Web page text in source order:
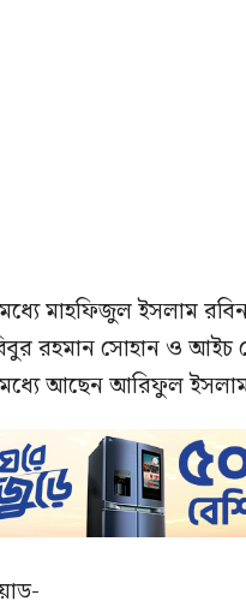
মধ্যে মাহফিজুল ইসলাম
রহমান সোহান ও আইচ
মধ্যে আছেন আরিফুল